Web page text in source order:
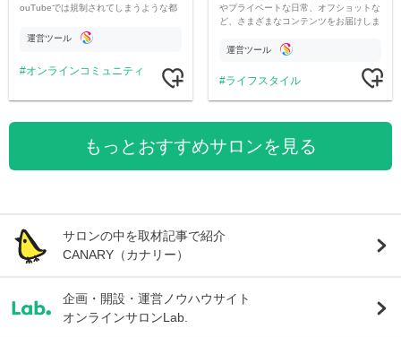
ouTubeでは規制されてしまうような都
公開。
運営ツール
オンラインコミュニティ
やプライベートな日常、オフショットな
ど、さまざまなコンテンツをお届けしま
運営ツール
ライフスタイル
もっとおすすめサロンを見る
サロンの中を取材記事で紹介
CANARY（カナリー）
企画・開設・運営ノウハウサイト
オンラインサロンLab.